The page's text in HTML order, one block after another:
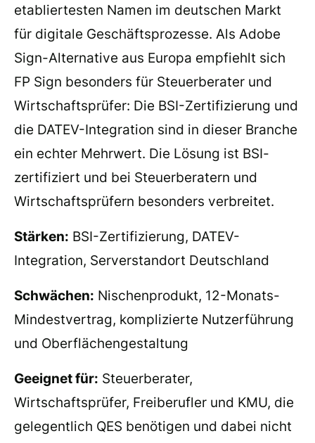
etabliertesten Namen im deutschen Markt
für digitale Geschäftsprozesse. Als Adobe
Sign-Alternative aus Europa empfiehlt sich
FP Sign besonders für Steuerberater und
Wirtschaftsprüfer: Die BSI-Zertifizierung und
die DATEV-Integration sind in dieser Branche
ein echter Mehrwert. Die Lösung ist BSI-
zertifiziert und bei Steuerberatern und
Wirtschaftsprüfern besonders verbreitet.
Stärken: BSI-Zertifizierung, DATEV-
Integration, Serverstandort Deutschland
Schwächen: Nischenprodukt, 12-Monats-
Mindestvertrag, komplizierte Nutzerführung
und Oberflächengestaltung
Geeignet für: Steuerberater,
Wirtschaftsprüfer, Freiberufler und KMU, die
gelegentlich QES benötigen und dabei nicht